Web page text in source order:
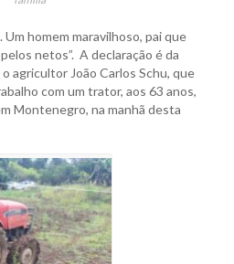
Um homem maravilhoso, pai que
netos”. A declaração é da
agricultor João Carlos Schu, que
com um trator, aos 63 anos,
Montenegro, na manhã desta